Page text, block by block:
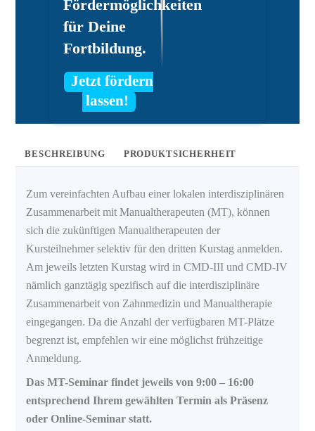
Fördermöglichkeiten
für Deine
Fortbildung.
Jetzt fördern
lassen!
BESCHREIBUNG PRODUKTSICHERHEIT
Zum vereinfachten Aufbau einer lokalen interdisziplinären
Zusammenarbeit mit Manualtherapeuten (MT), können
sich die zukünftigen Manualtherapeuten der
Kursteilnehmer selektiv für den dritten Kurstag anmelden.
Am jeweils letzten Kurstag wird in CMD-III und CMD-IV
nämlich ganztägig spezifisch auf die interdisziplinäre
Zusammenarbeit von Zahnmedizin und Manualtherapie
eingegangen. Da die Anzahl der verfügbaren MT-Plätze
begrenzt ist, empfehlen wir eine möglichst frühzeitige
Anmeldung.
Das MT-Seminar findet jeweils von 9:00 – 16:00
entsprechend Ihrem gewählten Termin als Präsenz
oder Online-Seminar statt.